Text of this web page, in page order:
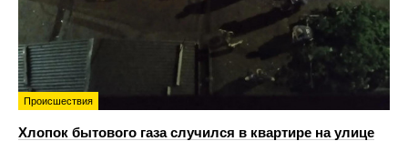
Происшествия
Хлопок бытового газа случился в квартире на улице